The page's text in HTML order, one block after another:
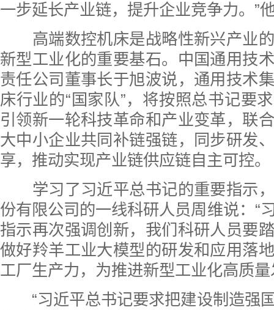
一步延长产业链，提升企业竞争力。”
高端数控机床是战略性新兴产业的
新型工业化的重要基石。中国通用技
责任公司董事长于旭波说，通用技术
床行业的“国家队”，将按照总书记要
引领新一轮科技革命和产业变革，联
大中小企业共同补链强链，同步研发
享，推动实现产业链供应链自主可控。
学习了习近平总书记的重要指示，
份有限公司的一线科研人员周维说：“
指示再次强调创新，我们科研人员要
做好羚羊工业大模型的研发和应用落
工厂生产力，为推进新型工业化高质
“习近平总书记要求把建设制造强